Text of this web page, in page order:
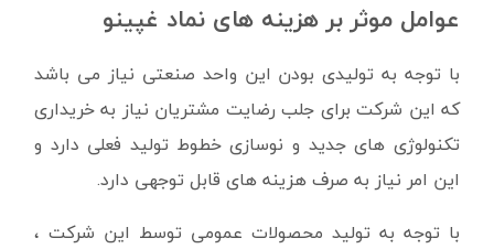
عوامل موثر بر هزینه های نماد غپینو
با توجه به تولیدی بودن این واحد صنعتی نیاز می باشد
که این شرکت برای جلب رضایت مشتریان نیاز به خریداری
تکنولوژی های جدید و نوسازی خطوط تولید فعلی دارد و
این امر نیاز به صرف هزینه های قابل توجهی دارد.
با توجه به تولید محصولات عمومی توسط این شرکت ،